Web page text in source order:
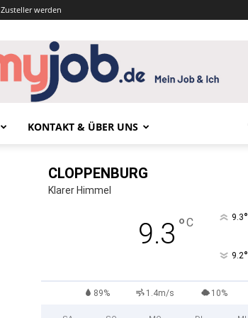
Zusteller werden
KONTAKT & ÜBER UNS
CLOPPENBURG
Klarer Himmel
9.3 °C 9.3°
9.2°
89% 1.4m/s 10%